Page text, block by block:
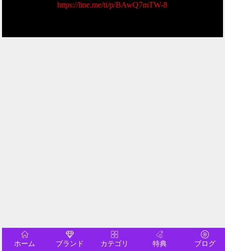
https://line.me/ti/p/BAwQ7mTW-8
ホーム ブランド カテゴリ 特典 ブログ